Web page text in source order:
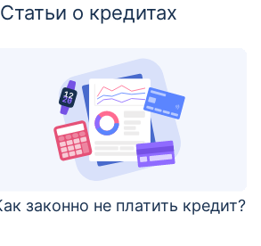
Статьи о кредитах
законно не платить кредит?